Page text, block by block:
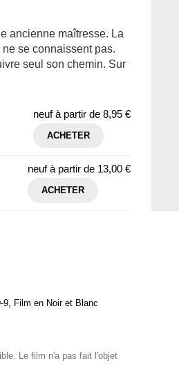
ancienne maîtresse. La
se connaissent pas.
seul son chemin. Sur
neuf à partir de 8,95 €
ACHETER
neuf à partir de 13,00 €
ACHETER
Film en Noir et Blanc
Le film n'a pas fait l'objet